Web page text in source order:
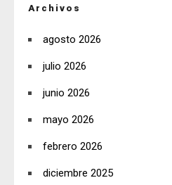
Archivos
agosto 2026
julio 2026
junio 2026
mayo 2026
febrero 2026
diciembre 2025